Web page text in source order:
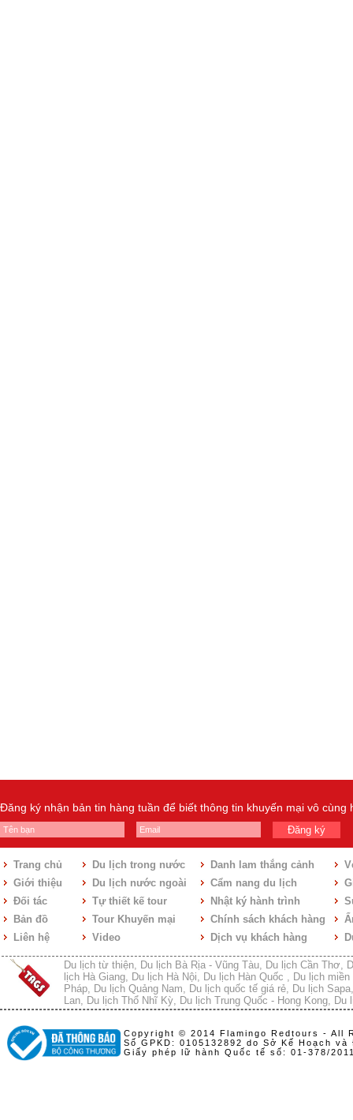
Đăng ký nhận bản tin hàng tuần để biết thông tin khuyến mại vô cùng
Đăng ký
Trang chủ
Giới thiệu
Đối tác
Bản đồ
Liên hệ
Du lịch trong nước
Du lịch nước ngoài
Tự thiết kế tour
Tour Khuyến mại
Video
Danh lam thắng cảnh
Cẩm nang du lịch
Nhật ký hành trình
Chính sách khách hàng
Dịch vụ khách hàng
Du lịch từ thiện, Du lịch Bà Rịa - Vũng Tàu, Du lịch Cần Thơ,
lịch Hà Giang, Du lịch Hà Nội, Du lịch Hàn Quốc , Du lịch miền
Pháp, Du lịch Quảng Nam, Du lịch quốc tế giá rẻ, Du lịch Sapa
Lan, Du lịch Thổ Nhĩ Kỳ, Du lịch Trung Quốc - Hong Kong, Du
Copyright © 2014 Flamingo Redtours - All
Số GPKD: 0105132892 do Sở Kế Hoạch
Giấy phép lữ hành Quốc tế số: 01-378/